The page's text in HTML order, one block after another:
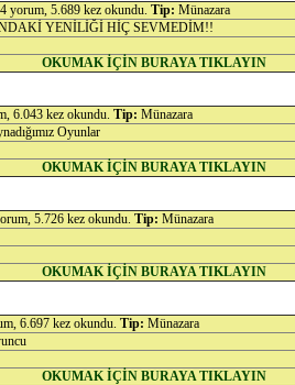
yorum, 5.689 kez okundu. Tip: Münazara
YENİLİĞİ HİÇ SEVMEDİM!!
OKUMAK İÇİN BURAYA TIKLAYIN
6.043 kez okundu. Tip: Münazara
Oyunlar
OKUMAK İÇİN BURAYA TIKLAYIN
5.726 kez okundu. Tip: Münazara
OKUMAK İÇİN BURAYA TIKLAYIN
6.697 kez okundu. Tip: Münazara
OKUMAK İÇİN BURAYA TIKLAYIN